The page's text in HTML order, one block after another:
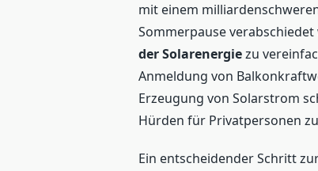
mit einem
Sommerpause
der Solarenergiezu
Anmeldung von
Erzeugung von Solarstrom
Hürden für Privatpersonen
Ein entscheidender Schritt